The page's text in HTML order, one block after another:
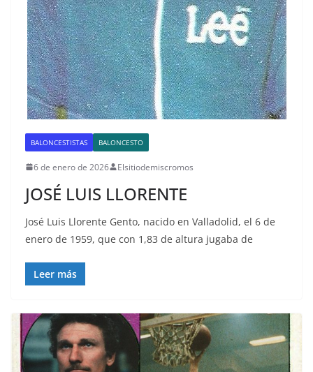
BALONCESTISTAS BALONCESTO
6 de enero de 2026 Elsitiodemiscromos
JOSÉ LUIS LLORENTE
José Luis Llorente Gento, nacido en Valladolid, el 6 de
enero de 1959, que con 1,83 de altura jugaba de
Leer más